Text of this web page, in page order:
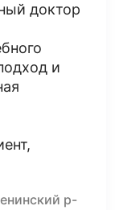
доктор
и
р-